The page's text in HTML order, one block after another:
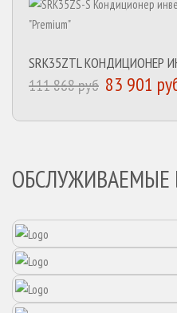
SRK35ZTL КОНДИЦИОНЕР
111 868 руб 83 901
ОБСЛУЖИВАЕМЫЕ